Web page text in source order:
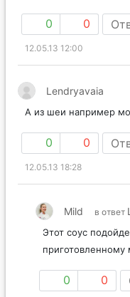
0 0
12.05.13 12:00
Lendryavaia
А из шеи например
0 0
12.05.13 18:28
Mild в ответ
Этот соус
приготовленному
0 0